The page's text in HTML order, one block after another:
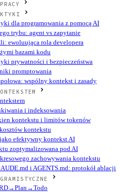
dla programowania z pomocą AI
trybu: agent vs zapytanie
ewoluująca rola developera
bazami kodu
prywatności i bezpieczeństwa
promptowania
wspólny kontekst i zasady
i indeksowania
kontekstu i limitów tokenów
kontekstu
efektywny kontekst AI
zoptymalizowana pod AI
zachowywania kontekstu
i AGENTS.md: protokół ablacji